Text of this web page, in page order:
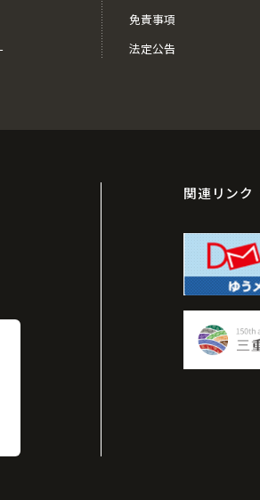
免責事項
法定公告
関連リンク